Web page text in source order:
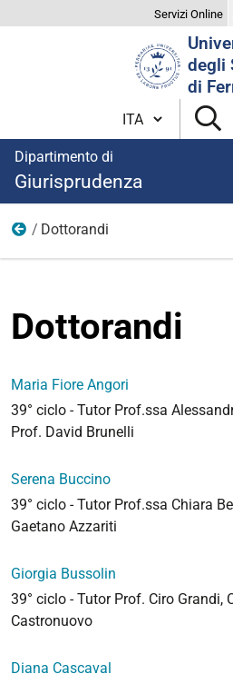
Servizi Online
degli
di
Cambia lingua
Dipartimento di
Giurisprudenza
Dottorato di ricerca
Dottorandi
Dottorandi
Maria Fiore Angori
39° ciclo - Tutor Prof.ssa
Prof. David Brunelli
Serena Buccino
39° ciclo - Tutor Prof.ssa Chiara
Gaetano Azzariti
Giorgia Bussolin
39° ciclo - Tutor Prof. Ciro Grandi,
Castronuovo
Diana Cascaval